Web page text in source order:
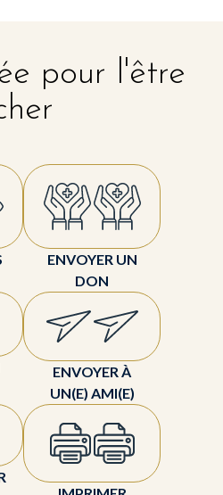
pour l'être
ENVOYER UN
DON
ENVOYER À
UN(E) AMI(E)